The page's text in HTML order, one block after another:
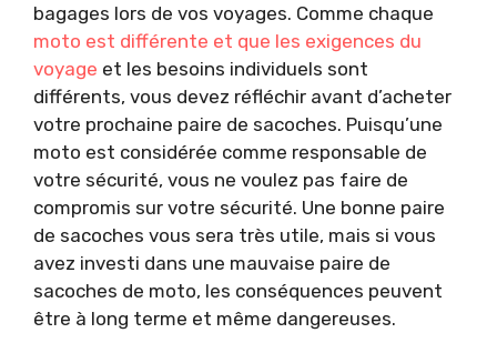
bagages lors de vos voyages. Comme chaque
moto est différente et que les exigences du
voyage et les besoins individuels sont
différents, vous devez réfléchir avant d’acheter
votre prochaine paire de sacoches. Puisqu’une
moto est considérée comme responsable de
votre sécurité, vous ne voulez pas faire de
compromis sur votre sécurité. Une bonne paire
de sacoches vous sera très utile, mais si vous
avez investi dans une mauvaise paire de
sacoches de moto, les conséquences peuvent
être à long terme et même dangereuses.